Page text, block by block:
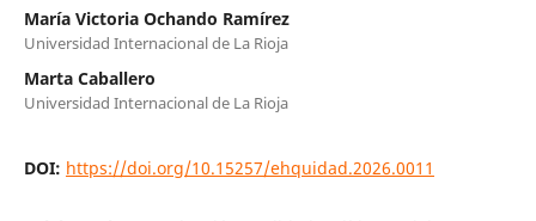
María Victoria Ochando Ramírez
Universidad Internacional de La Rioja
Marta Caballero
Universidad Internacional de La Rioja
DOI: https://doi.org/10.15257/ehquidad.2026.0011